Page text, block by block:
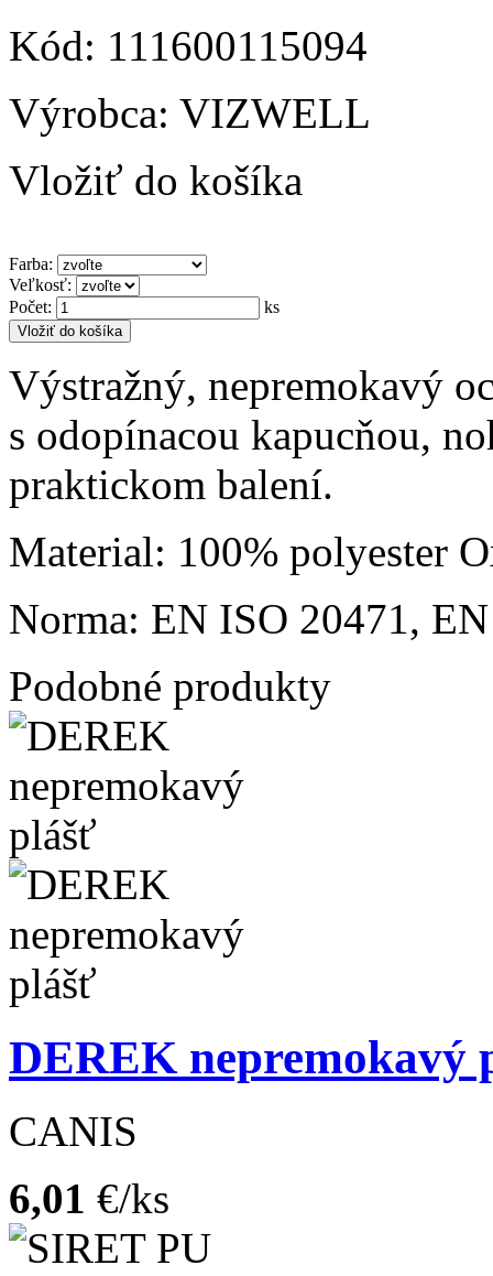
Kód: 111600115094
Výrobca: VIZWELL
Vložiť do košíka
Farba:
Veľkosť:
Počet: ks
Vložiť do košíka
Výstražný, nepremokavý
s odopínacou kapucňou,
praktickom balení.
Material: 100% polyester
Norma: EN ISO 20471,
Podobné produkty
DEREK nepremokavý
CANIS
6,01 €/ks